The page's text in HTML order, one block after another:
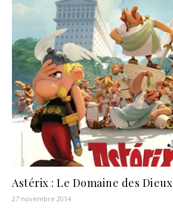
Astérix : Le Domaine des Dieux
27 novembre 2014